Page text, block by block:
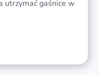
utrzymać gaśnice w